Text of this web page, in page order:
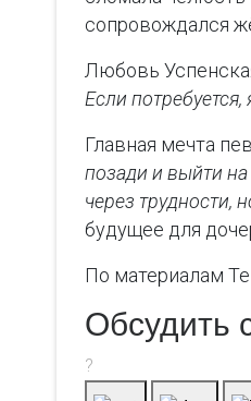
сопровождался
Любовь
Если
Главная мечта
позади и выйти
через трудности,
будущее для
По материалам
Обсудить
?